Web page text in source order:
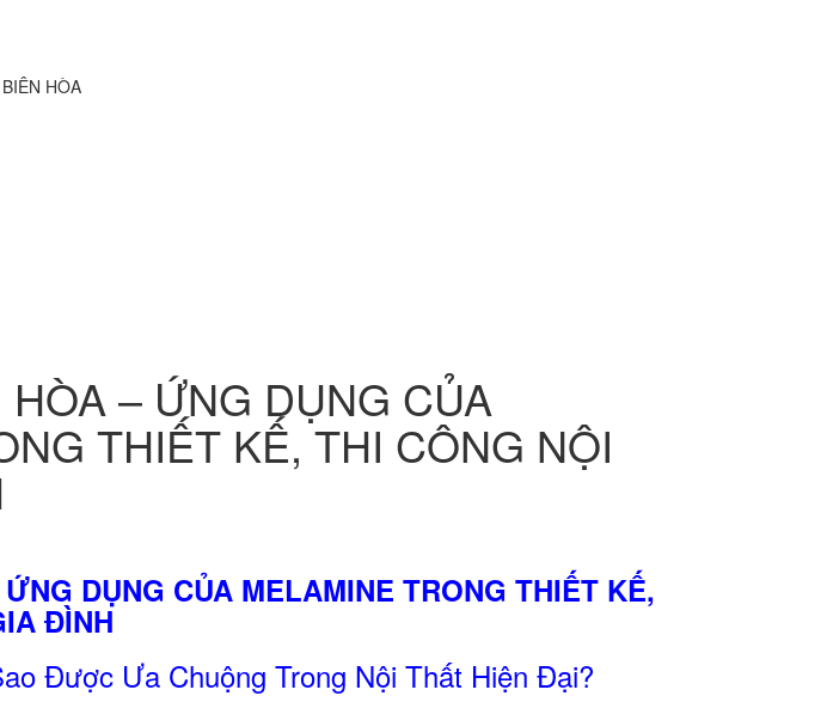
– ỨNG DỤNG CỦA
THIẾT KẾ, THI CÔNG NỘI
DỤNG CỦA MELAMINE TRONG THIẾT KẾ,
ĐÌNH
Được Ưa Chuộng Trong Nội Thất Hiện Đại?